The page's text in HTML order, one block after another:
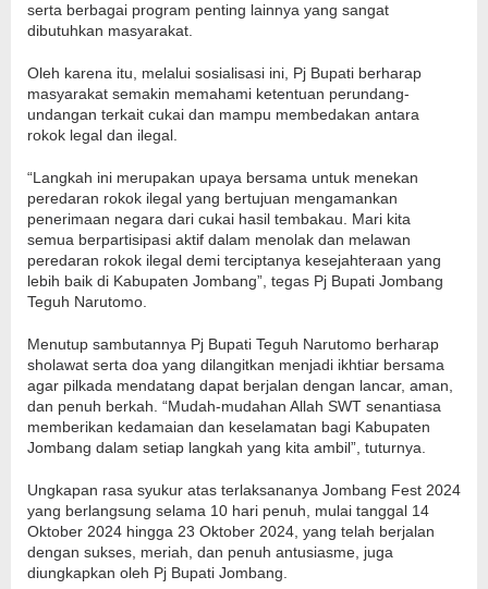
serta berbagai program penting lainnya yang sangat
dibutuhkan masyarakat.
Oleh karena itu, melalui sosialisasi ini, Pj Bupati berharap
masyarakat semakin memahami ketentuan perundang-
undangan terkait cukai dan mampu membedakan antara
rokok legal dan ilegal.
“Langkah ini merupakan upaya bersama untuk menekan
peredaran rokok ilegal yang bertujuan mengamankan
penerimaan negara dari cukai hasil tembakau. Mari kita
semua berpartisipasi aktif dalam menolak dan melawan
peredaran rokok ilegal demi terciptanya kesejahteraan yang
lebih baik di Kabupaten Jombang”, tegas Pj Bupati Jombang
Teguh Narutomo.
Menutup sambutannya Pj Bupati Teguh Narutomo berharap
sholawat serta doa yang dilangitkan menjadi ikhtiar bersama
agar pilkada mendatang dapat berjalan dengan lancar, aman,
dan penuh berkah. “Mudah-mudahan Allah SWT senantiasa
memberikan kedamaian dan keselamatan bagi Kabupaten
Jombang dalam setiap langkah yang kita ambil”, tuturnya.
Ungkapan rasa syukur atas terlaksananya Jombang Fest 2024
yang berlangsung selama 10 hari penuh, mulai tanggal 14
Oktober 2024 hingga 23 Oktober 2024, yang telah berjalan
dengan sukses, meriah, dan penuh antusiasme, juga
diungkapkan oleh Pj Bupati Jombang.